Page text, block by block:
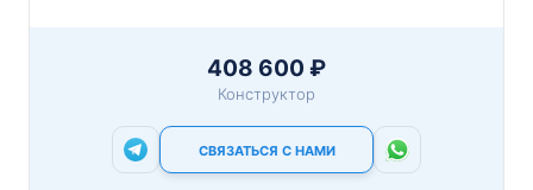
408 600 ₽
Конструктор
СВЯЗАТЬСЯ С НАМИ